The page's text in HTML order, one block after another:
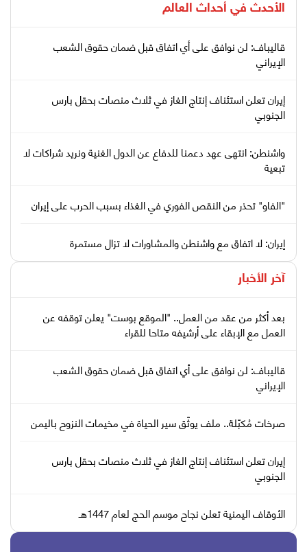
الأحدث في أحداث العالم
قاليباف: لن نوافق على أي اتفاق قبل ضمان حقوق الشعب
الإيراني
إيران تعلن استئناف إنتاج الغاز في ثلاث منصات بحقل بارس
الجنوبي
واشنطن: انتهى عهد دعمنا للدفاع عن الدول الغنية ونريد شراكات لا
تبعية
"الفاو" تحذر من النقص الفوري في الغذاء بسبب الحرب على إيران
إيران: لا اتفاق مع واشنطن والمشاورات لا تزال مستمرة
آخر الأخبار
بعد أكثر من عقد من العمل.. "الموقع بوست" يعلن توقفه عن
العمل مع الإبقاء على أرشيفه متاحا للقراء
قاليباف: لن نوافق على أي اتفاق قبل ضمان حقوق الشعب
الإيراني
صرخات مُكبّلة.. ملف يوثّق سير الحياة في مخيمات النزوح باليمن
إيران تعلن استئناف إنتاج الغاز في ثلاث منصات بحقل بارس
الجنوبي
الأوقاف اليمنية تعلن نجاح موسم الحج لعام 1447هـ